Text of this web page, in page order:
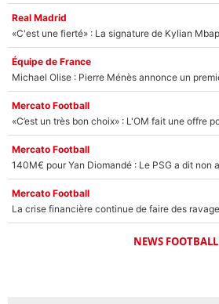
Real Madrid
Équipe de France
Mercato Football
Mercato Football
Mercato Football
NEWS FOOTBALL